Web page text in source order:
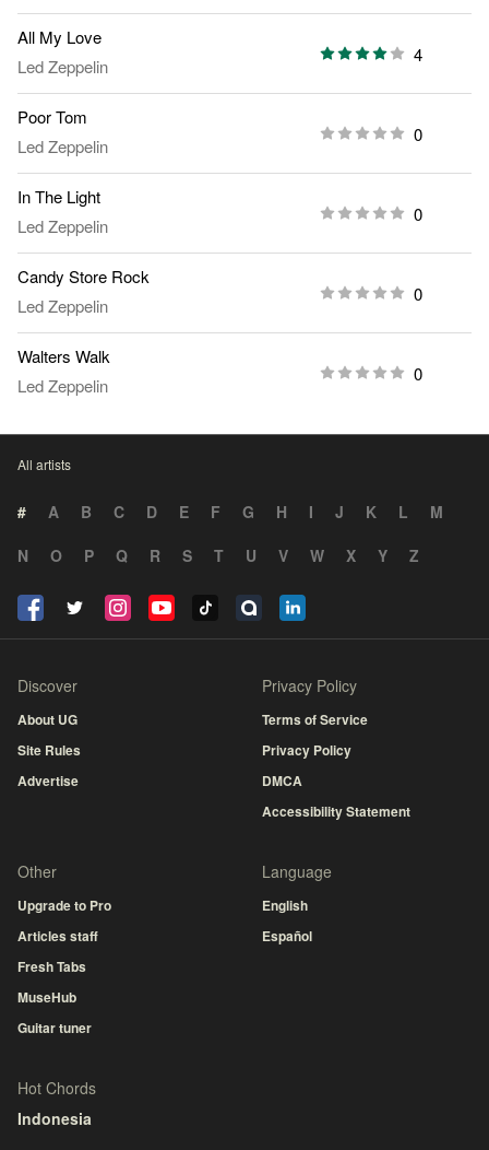
All My Love
Led Zeppelin
4
Poor Tom
Led Zeppelin
0
In The Light
Led Zeppelin
0
Candy Store Rock
Led Zeppelin
0
Walters Walk
Led Zeppelin
0
All artists
# A B C D E F G H I J K L
M
N
O P Q R S T U V W X Y Z
Discover
About UG
Site Rules
Advertise
Privacy Policy
Terms of Service
Privacy Policy
DMCA
Accessibility Statement
Other
Upgrade to Pro
Articles staff
Fresh Tabs
MuseHub
Guitar tuner
Language
English
Español
Hot Chords
Indonesia